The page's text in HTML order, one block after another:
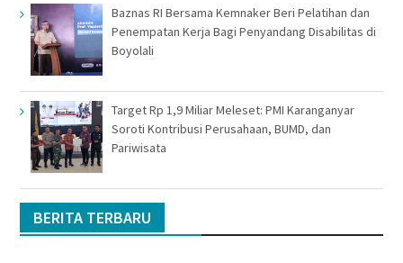
Baznas RI Bersama Kemnaker Beri Pelatihan dan
Penempatan Kerja Bagi Penyandang Disabilitas di
Boyolali
Target Rp 1,9 Miliar Meleset: PMI Karanganyar
Soroti Kontribusi Perusahaan, BUMD, dan
Pariwisata
BERITA TERBARU